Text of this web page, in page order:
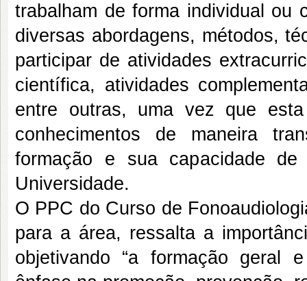
trabalham de forma individual ou
diversas abordagens, métodos,
participar de atividades
científica, atividades
entre outras, uma vez que
conhecimentos de maneira
formação e sua capacidade
Universidade.
O PPC do Curso de
para a área, ressalta a
objetivando “a formação geral